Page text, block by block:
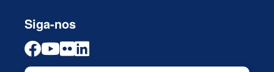
Siga-nos